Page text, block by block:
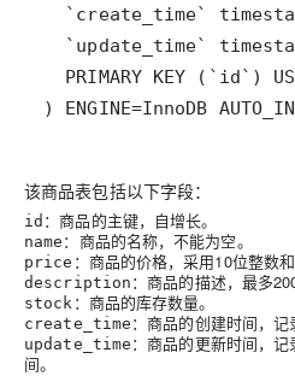
该商品表包括以下字段：
id ：商品的主键，自增长。
name ：商品的名称，不能为空。
price ：商品的价格，采用10位整数
description ：商品的描述，最多
stock ：商品的库存数量。
create_time ：商品的创建时间，记
update_time ：商品的更新时间，
间。